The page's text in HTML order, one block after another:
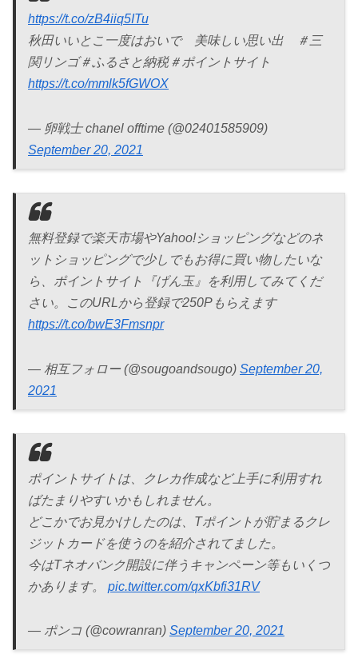
https://t.co/zB4iiq5ITu
秋田いいとこ一度はおいで 美味しい思い出 ＃三
関リンゴ＃ふるさと納税＃ポイントサイト
https://t.co/mmlk5fGWOX
— 卵戦士 chanel offtime (@02401585909)
September 20, 2021
無料登録で楽天市場やYahoo!ショッピングなどのネ
ットショッピングで少しでもお得に買い物したいな
ら、ポイントサイト『げん玉』を利用してみてくだ
さい。このURLから登録で250Pもらえます
https://t.co/bwE3Fmsnpr
— 相互フォロー (@sougoandsougo) September 20,
2021
ポイントサイトは、クレカ作成など上手に利用すれ
ばたまりやすいかもしれません。
どこかでお見かけしたのは、Tポイントが貯まるクレ
ジットカードを使うのを紹介されてました。
今はTネオバンク開設に伴うキャンペーン等もいくつ
かあります。 pic.twitter.com/qxKbfi31RV
— ポンコ (@cowranran) September 20, 2021